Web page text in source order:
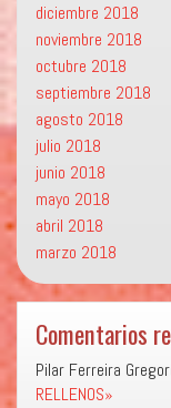
diciembre 2018
noviembre 2018
octubre 2018
septiembre 2018
agosto 2018
julio 2018
junio 2018
mayo 2018
abril 2018
marzo 2018
Comentarios
Pilar Ferreira
RELLENOS»